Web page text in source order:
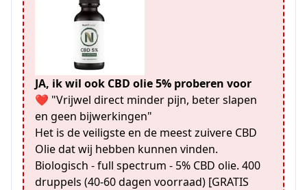
JA, ik wil ook CBD olie 5% proberen voor
❤️ "Vrijwel direct minder pijn, beter slapen
en geen bijwerkingen"
Het is de veiligste en de meest zuivere CBD
Olie dat wij hebben kunnen vinden.
Biologisch - full spectrum - 5% CBD olie. 400
druppels (40-60 dagen voorraad) [GRATIS